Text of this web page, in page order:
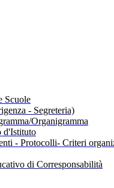
Scuole
- Segreteria)
Organigramma
d'Istituto
- Protocolli- Criteri
di Corresponsabilità